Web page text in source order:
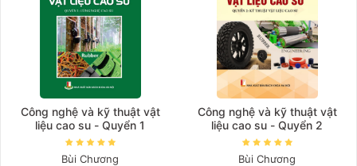
Năm xuất bản
Mới nhất
Công nghệ và kỹ thuật vật
liệu cao su - Quyển 1
Bùi Chương
Công nghệ và kỹ thuật vật
liệu cao su - Quyển 2
Bùi Chương